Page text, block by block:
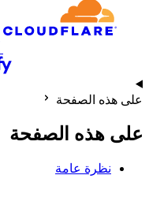
على هذه الصفحة
على هذه الصفحة
نظرة عامة